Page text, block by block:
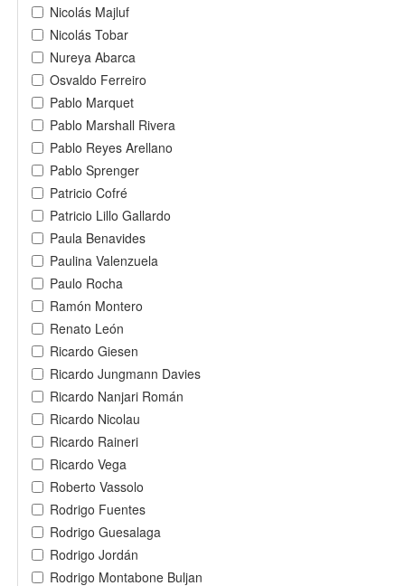
Nicolás Majluf
Nicolás Tobar
Nureya Abarca
Osvaldo Ferreiro
Pablo Marquet
Pablo Marshall Rivera
Pablo Reyes Arellano
Pablo Sprenger
Patricio Cofré
Patricio Lillo Gallardo
Paula Benavides
Paulina Valenzuela
Paulo Rocha
Ramón Montero
Renato León
Ricardo Giesen
Ricardo Jungmann Davies
Ricardo Nanjari Román
Ricardo Nicolau
Ricardo Raineri
Ricardo Vega
Roberto Vassolo
Rodrigo Fuentes
Rodrigo Guesalaga
Rodrigo Jordán
Rodrigo Montabone Buljan